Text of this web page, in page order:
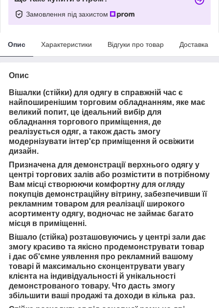
Замовлення під захистом
Опис Характеристики Відгуки про товар Доставка
Опис
Вішалки (стійки) для одягу в справжній час є
найпоширенішим торговим обладнанням, яке має
великий попит, це ідеальний вибір для
обладнання торгового приміщення, де
реалізується одяг, а також дасть змогу
модернізувати інтер'єр приміщення й освіжити
дизайн.
Призначена для демонстрації верхнього одягу у
центрі торгових залів або розмістити в потрібному
Вам місці створюючи комфортну для огляду
покупців демонстраційну вітрину, забезпечивши її
рекламним товаром для реалізації широкого
асортименту одягу, водночас не займає багато
місця в приміщенні.
Вішало (стійка) розташовуючись у центрі зали дає
змогу красиво та якісно продемонструвати товар
і дає об'ємне уявлення про рекламний вашому
товарі й максимально сконцентрувати увагу
клієнта на індивідуальності й унікальності
демонстрованого товару. Что дасть змогу
збільшити ваші продажі та доходи в кілька раз.